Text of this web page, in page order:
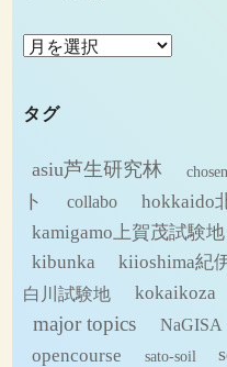
ア
カ
ブ
タグ
asiu芦生研究林 chosen
ト
collabo hokkaido
kamigamo上賀茂試験地
kibunka
kiioshima紀
白川試験地
kokaikoza
major topics NaGISA
opencourse sato-soil